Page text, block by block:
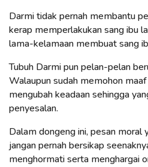
Darmi tidak pernah membantu
kerap memperlakukan sang ibu
lama-kelamaan membuat sang
Tubuh Darmi pun pelan-pelan
Walaupun sudah memohon
mengubah keadaan sehingga
penyesalan.
Dalam dongeng ini, pesan moral
jangan pernah bersikap
menghormati serta menghargai